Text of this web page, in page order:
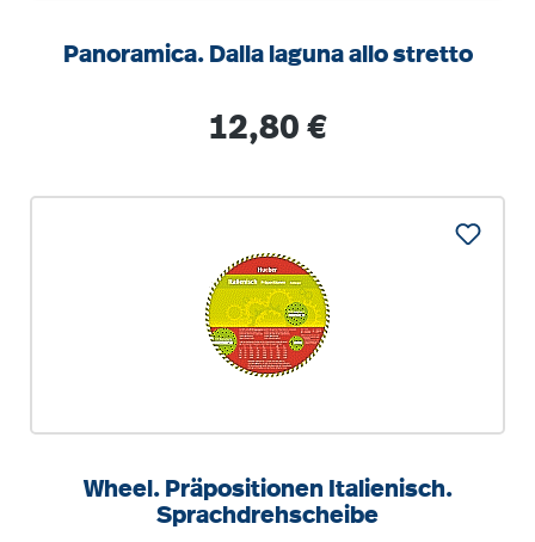
Panoramica. Dalla laguna allo stretto
Regulärer Preis:
12,80 €
Wheel. Präpositionen Italienisch.
Sprachdrehscheibe